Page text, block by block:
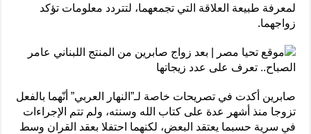
لمعرفة طبيعة العلاقة التي تجمعهما، لتتردد معلومات تؤكد
زواجهما.
صابرين أكدت في تصريحات خاصة لـ”النهار العربي” أنّهما بالفعل
تزوجا منذ أشهر عدة على كتاب الله وسنته، ولم تتم الإجراءات
في سرية حسبما يعتقد البعض، لكنهما احتفلا بعقد القران وسط